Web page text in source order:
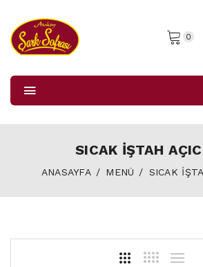
0
SICAK İŞTAH
ANASAYFA MENÜ SICAK